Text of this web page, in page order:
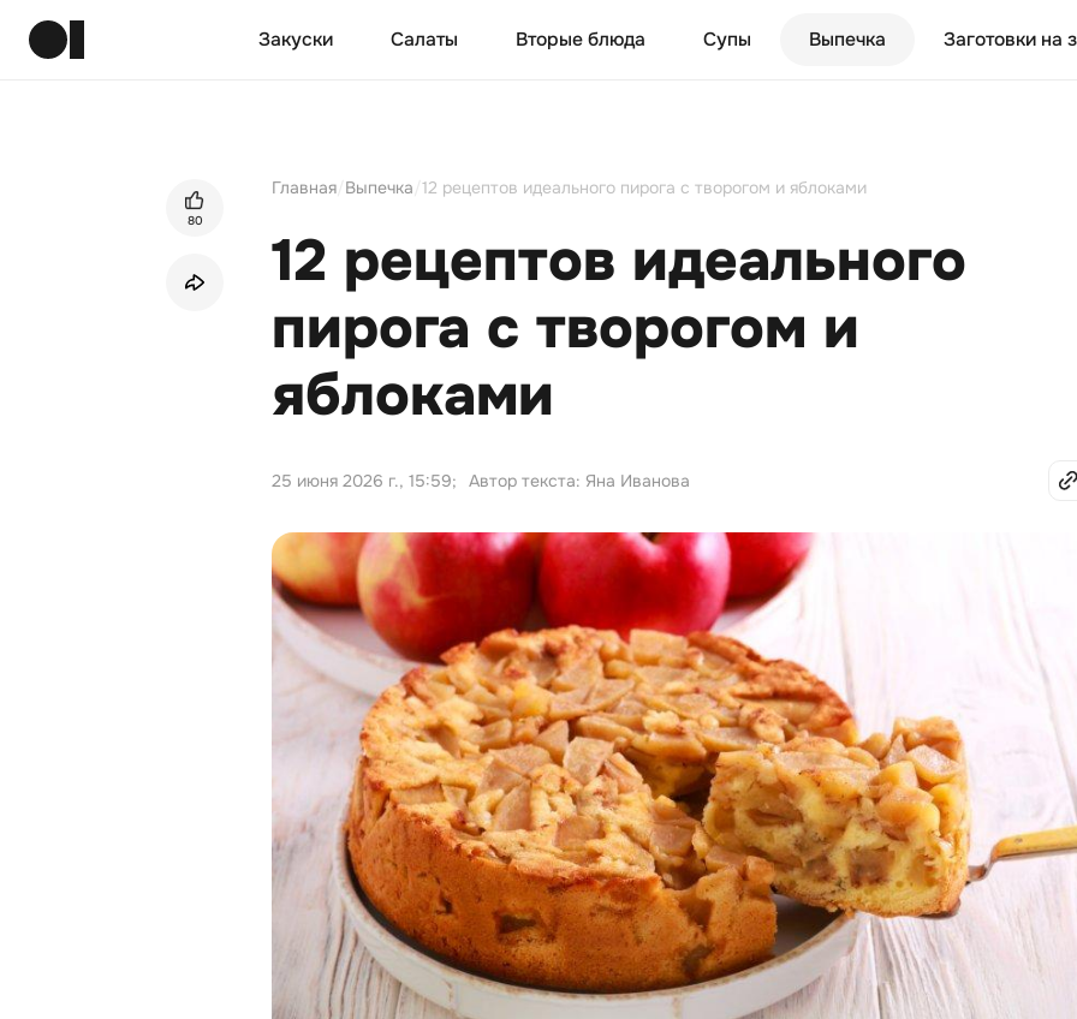
Закуски Салаты Вторые блюда Супы Выпечка Заготовки на
80
Главная Выпечка 12 рецептов идеального пирога с творогом и яблоками
12 рецептов идеального
пирога с творогом и
яблоками
25 июня 2026 г., 15:59; Автор текста: Яна Иванова